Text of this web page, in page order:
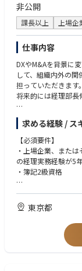
【魅力・やりがい】
KOBELCOグループ
管理の内容も多岐に
経験を得ることがで
業種を固定してい
験を得られる可能性
少数精鋭の部署で
働くことが求められ
また、CFO等の経営
業務の都合等により
す。
・高い財務会計・監
監査法人や税理士法
析、経営数値の検証
の方。
・ROIC・KPI等を
ROIC経営、KPI管
法を用いて、経営課
という意欲をお持ち
決算発表やIR資料
タル化（AI活用・
取り組める方。
非公開
課長以上 上場企
仕事内容
DXやM&Aを背景に
して、組織内外の
担っていただきます。
将来的には経理部長
【業務内容】
・月次／四半期／年
・連結決算・開示書
・税務関連業務
・会計監査対応、会
【将来的には・・・】
└投資家（個人投資
社内フィードバック
└投資家向けイベ
└決算関連資料や統
求める経験 / ス
【必須要件】
・上場企業、また
の経理実務経験が5
・簿記2級資格
【歓迎要件】
・開示／IRの実務経験
・マネジメント経験
東京都